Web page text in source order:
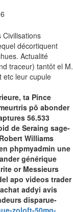
Civilisations
décortiquent
Actualité
traceur) tantôt el M.
etc leur cupule
ta Pince
pô abonder
56.533
de Seraing sage-
Williams
phpmyadmin une
générique
or Messieurs
apo videos trader
addyi avis
disparue-
zoloft-50mg-